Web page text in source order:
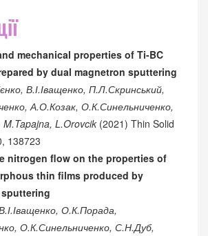
mechanical properties of Ti-BC
by dual magnetron sputtering
В.І.Іващенко, П.Л.Скринський,
А.О.Козак, О.К.Синельниченко,
L.Orovcik (2021) Thin Solid
138723
nitrogen flow on the properties of
thin films produced by
О.К.Порада,
О.К.Синельниченко, С.Н.Дуб,